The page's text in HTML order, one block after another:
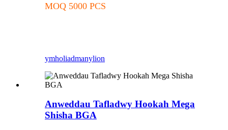
MOQ 5000 PCS
ymholiadmanylion
Anweddau Tafladwy Hookah Mega
Shisha BGA